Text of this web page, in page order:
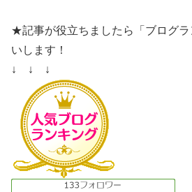
★記事が役立ちましたら「ブログ
いします！
↓ ↓ ↓